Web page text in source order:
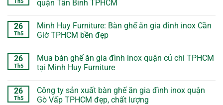
quận Tân Bình TPHCM
26
Th5
Minh Huy Furniture: Bàn ghế ăn gia đình inox Cần
Giờ TPHCM bền đẹp
26
Th5
Mua bàn ghế ăn gia đình inox quận củ chi TPHCM
tại Minh Huy Furniture
26
Th5
Công ty sản xuất bàn ghế ăn gia đình inox quận
Gò Vấp TPHCM đẹp, chất lượng